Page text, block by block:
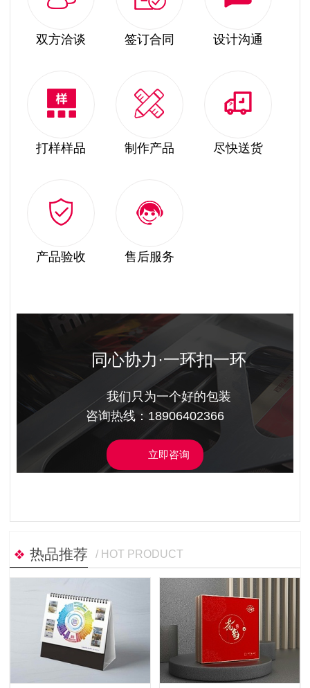
双方洽谈 签订合同 设计沟通
打样样品 制作产品 尽快送货
产品验收 售后服务
同心协力·一环扣一环
我们只为一个好的包装
咨询热线：18906402366
立即咨询
热品推荐 / HOT PRODUCT